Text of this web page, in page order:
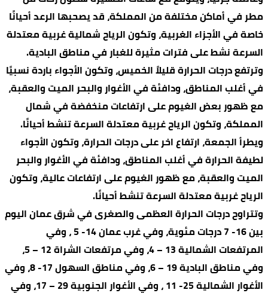
مطر في أماكن مختلفة من المملكة، قد يصحبها الرعد أحيانًا
خاصة في الأجزاء الغربية، وتكون الرياح شمالية غربية معتدلة
السرعة نشط على فترات مثيرة للغبار في مناطق البادية.
وترتفع درجات الحرارة قليلاً الخميس، وتكون الأجواء باردة نسبيًا
في أغلب المناطق، ودافئة في الأغوار والبحر الميت والعقبة،
مع ظهور بعض الغيوم على ارتفاعات منخفضة في شمال
المملكة، وتكون الرياح غربية معتدلة السرعة تنشط أحيانًا.
ويطرأ الجمعة، ارتفاع اخر على درجات الحرارة، وتكون الأجواء
لطيفة الحرارة في أغلب المناطق، ودافئة في الأغوار والبحر
الميت والعقبة، مع ظهور الغيوم على ارتفاعات عالية، وتكون
الرياح غربية معتدلة السرعة تنشط أحيانًا.
وتتراوح درجات الحرارة العظمى والصغرى في شرق عمان اليوم
بين 16- 7 درجات مئوية، وفي غرب عمان 14- 5 ، وفي
المرتفعات الشمالية 13 – 4، وفي مرتفعات الشراة 12 – 5،
وفي مناطق البادية 19 – 6، وفي مناطق السهول 17- 8، وفي
الأغوار الشمالية 25- 11 ، وفي الأغوار الجنوبية 29 – 17، وفي